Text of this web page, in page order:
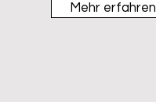
Mehr erfahren